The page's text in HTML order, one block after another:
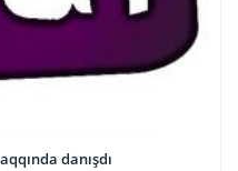
danışdı